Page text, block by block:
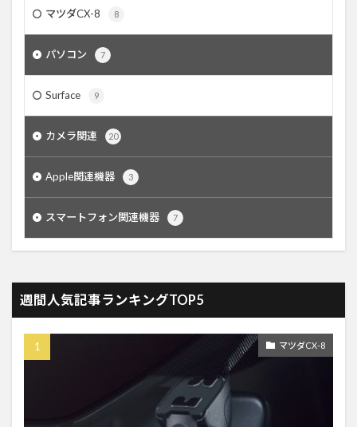
マツダCX-8 8
パソコン 7
Surface 9
カメラ関連 20
Apple関連機器 3
スマートフォン関連機器 7
週間人気記事ランキングTOP5
マツダCX-8